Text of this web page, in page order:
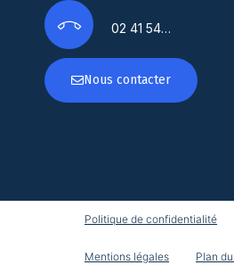
02 41 54…
Nous contacter
Politique de confidentialité
Mentions légales Plan